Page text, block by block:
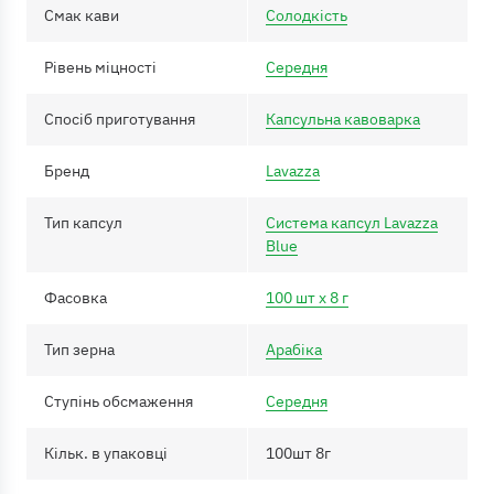
Смак кави Солодкість
Рівень міцності Середня
Спосіб приготування Капсульна кавоварка
Бренд Lavazza
Тип капсул
Система капсул Lavazza
Blue
Фасовка 100 шт х 8 г
Тип зерна Арабіка
Ступінь обсмаження Середня
Кільк. в упаковці 100шт 8г